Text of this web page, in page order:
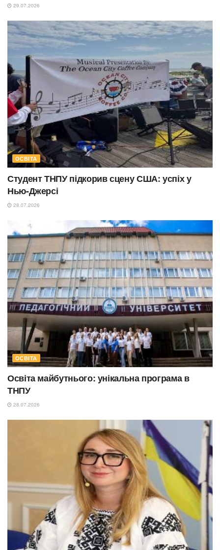
29.07.2026
ОСВІТА
Студент ТНПУ підкорив сцену США: успіх у
Нью-Джерсі
28.07.2026
ОСВІТА
Освіта майбутнього: унікальна програма в
ТНПУ
28.07.2026